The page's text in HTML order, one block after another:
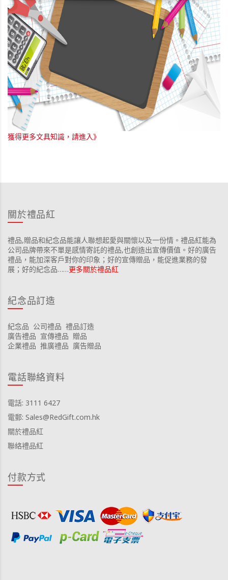
獲得更多文具知識，請進入》
關於禮品紅
禮品,贈品和紀念品能讓人聯想起愛與關懷以及一份情。禮品紅能為
公司品牌帶來不單是感情寄託的禮品,也創造出宣傳價值。好的廣告
禮品，能加深客戶對你的印象；好的宣傳贈品，能促進業務的發
展；好的紀念品……更多關於禮品紅
紀念品訂造
紀念品 公司禮品 禮品訂造
廣告禮品 宣傳禮品 贈品
企業禮品 推廣禮品 廣告贈品
電話聯絡資料
電話: 3111 6427
電郵: Sales@RedGift.com.hk
關於禮品紅
聯絡禮品紅
付款方式